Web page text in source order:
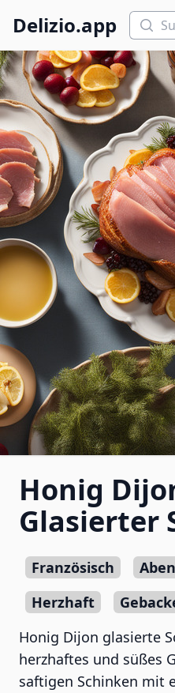
Delizio.app Suchen
Honig
Glasierter
Französisch
Herzhaft
Honig Dijon glasierte
herzhaftes und süßes
saftigen Schinken mit